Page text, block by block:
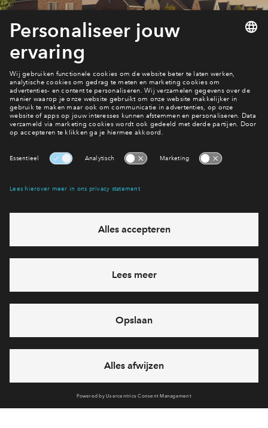
Bekijk de planning
Benieuwd wat er nog volgt?
eventuele projecten
Ja, ik wil mij aanmelden
Heb je een vraag en wil je direct antwoord? Bel ons op088
712 21 05
6 dagen per week beschikbaar (behalve tijdens
feestdagen)
vandaag van 09:00 - 18:00 uur